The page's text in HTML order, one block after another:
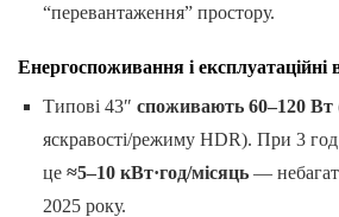
“перевантаження” простору.
Енергоспоживання і експлуатаційні
Типові 43″ споживають 60–120 Вт
яскравості/режиму HDR). При 3
це ≈5–10 кВт·год/місяць—
2025 року.